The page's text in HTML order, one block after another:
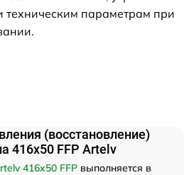
техническим параметрам при
(восстановление)
416x50 FFP Artelv
416x50 FFP выполняется в